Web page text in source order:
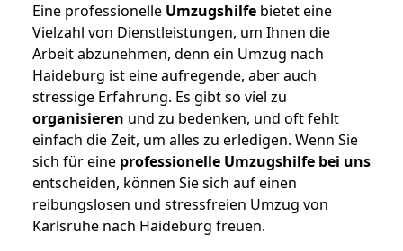
Eine professionelle Umzugshilfe bietet eine
Vielzahl von Dienstleistungen, um Ihnen die
Arbeit abzunehmen, denn ein Umzug nach
Haideburg ist eine aufregende, aber auch
stressige Erfahrung. Es gibt so viel zu
organisieren und zu bedenken, und oft fehlt
einfach die Zeit, um alles zu erledigen. Wenn Sie
sich für eine professionelle Umzugshilfe bei uns
entscheiden, können Sie sich auf einen
reibungslosen und stressfreien Umzug von
Karlsruhe nach Haideburg freuen.